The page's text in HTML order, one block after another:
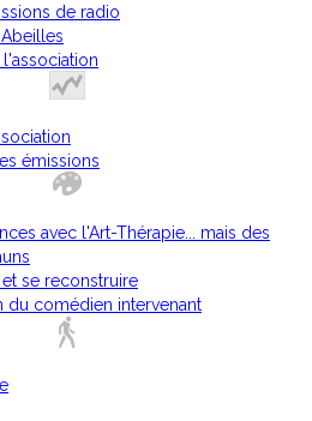
de radio
Abeilles
émissions
avec l'Art-Thérapie... mais des
se reconstruire
du comédien intervenant